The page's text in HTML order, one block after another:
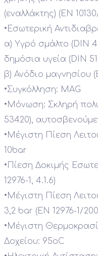
(εναλλάκτης) (ΕΝ
• Εσωτερική
α) Υγρό σμάλτο (DIN
δημόσια υγεία (DIN
β) Ανόδιο μαγνησίου
•Συγκόλληση: MAG
•Μόνωση: Σκληρή
53420),
•Μέγιστη Πίεση
10bar
• Πίεση Δοκιμής
12976-1, 4.1.6)
•Μέγιστη Πίεση
3,2 bar (EN 12976-1/
•Μέγιστη
Δοχείου: 95οC